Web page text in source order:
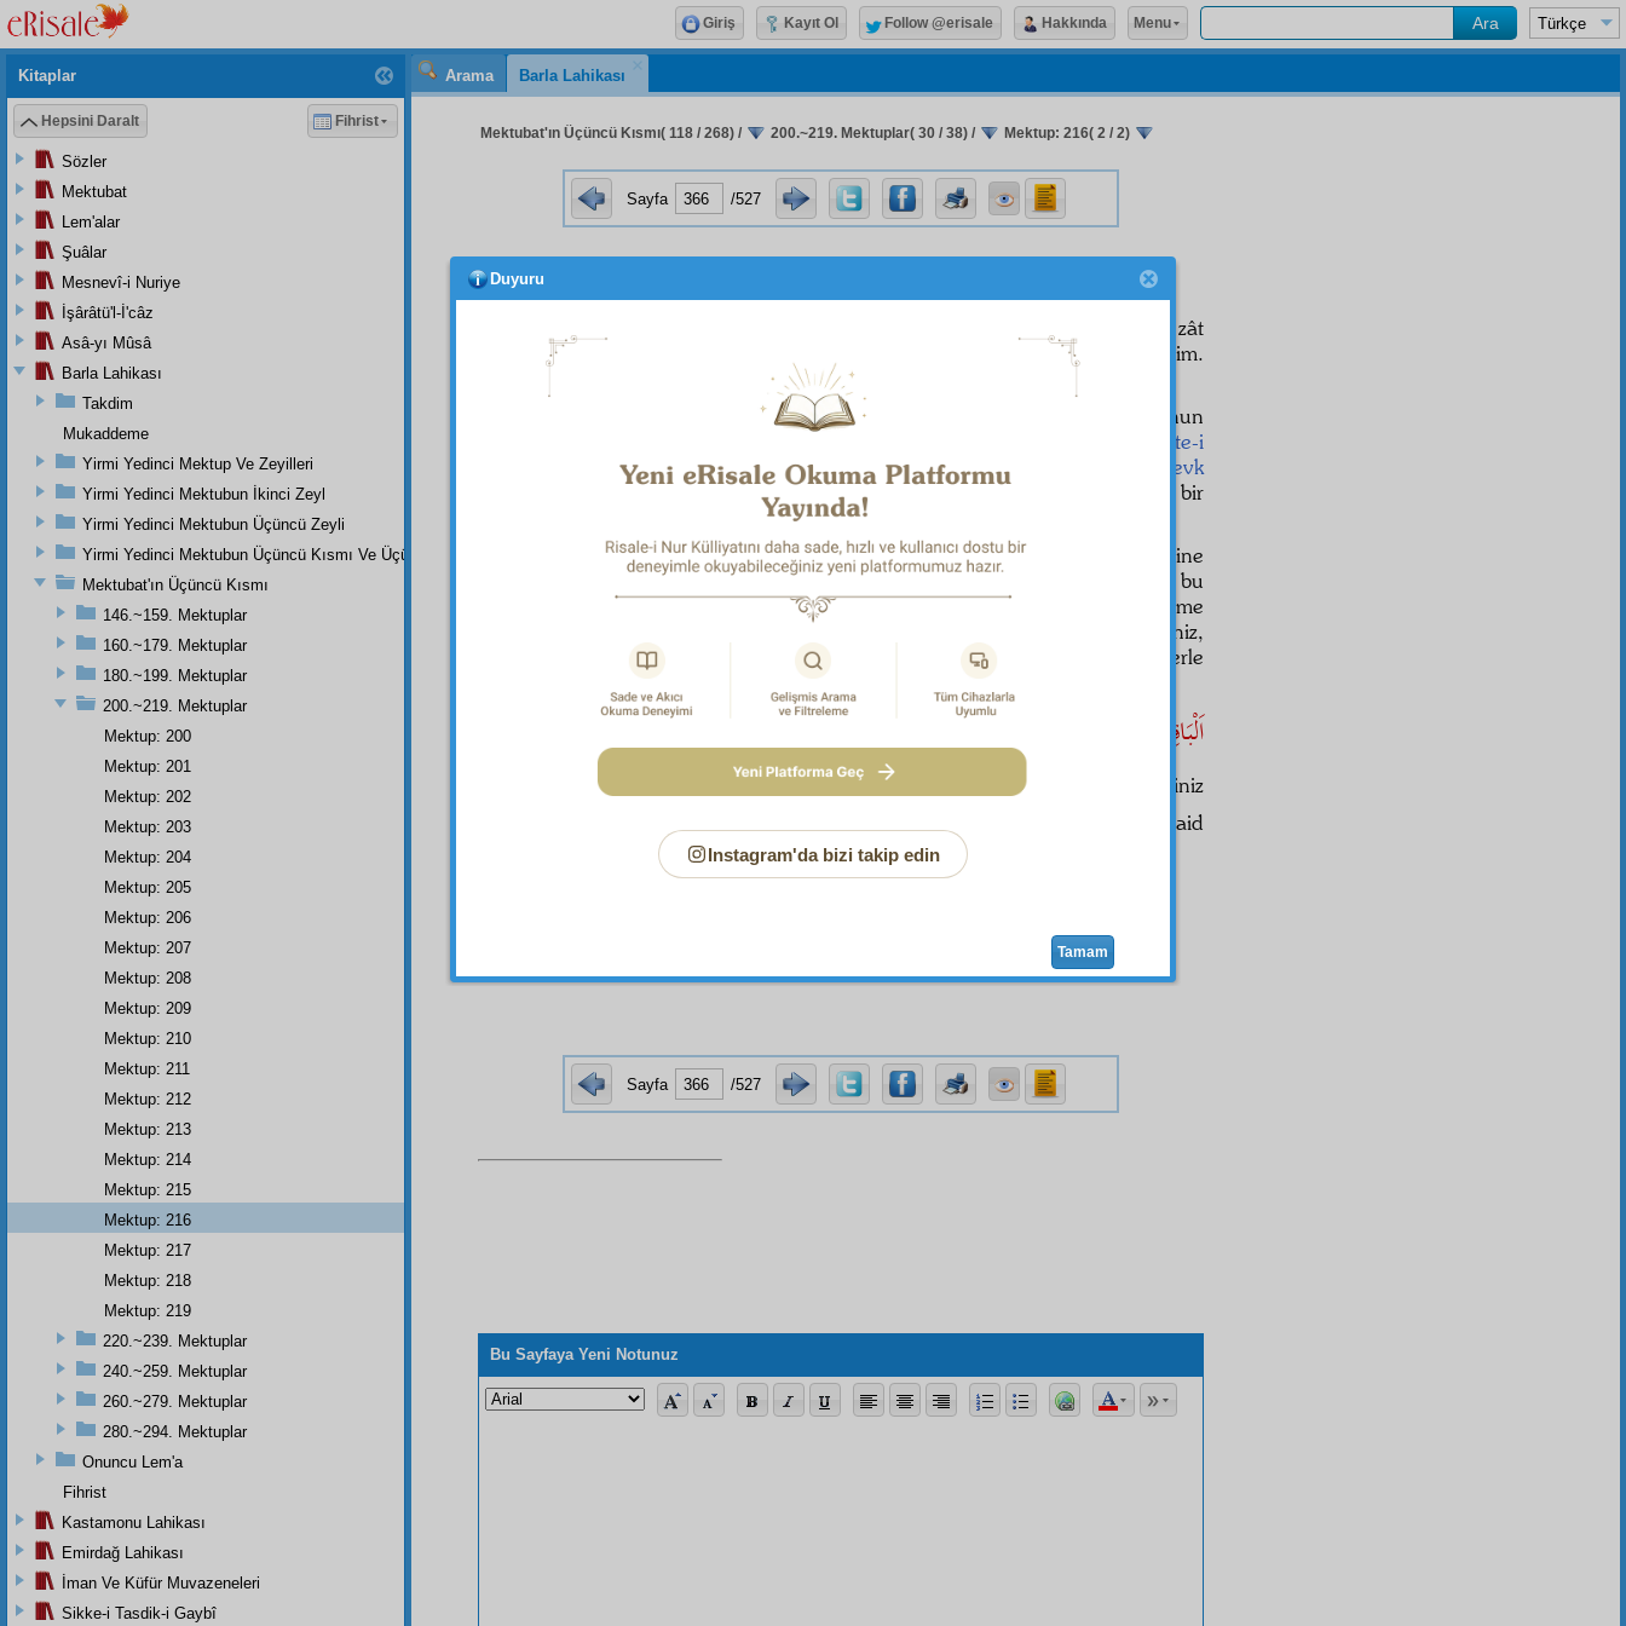
Arama Barla Lahikası
Mektubat'ın Üçüncü Kısmı( 118 / 268) / 200.~219. Mektuplar( 30 / 38) / Mektup: 216( 2 / 2)
Sayfa /527
Aziz,sıddık
istedi. O zât
ruhen size benzediği için, onun
ettiğinitahayyül
ettim.
i yazdım, size gönderdim.
nin birinci satırına dair bir parça gönderildi, onun
nükte-i
yi gönderdik.Meşrebimizemuhalifolan buizhar-ı esrar
sevk
ihtarla kardeşlerimizin sa'yeziyadeşevk ve gayrete gelmelerine bir
bir vakitfütur, geldi.Tevafukçıktı, şevki tazelendirdi. Bir zaman yine
, baş gösterdi.Keramet-i Gavsiyeçıktı, gayreti çokziyade
leştirdi. Ben bu
ten anladım ki,izharından hizmetimize zararı yok; olsa olsa
ime
im hizmete feda olmaya hazırdır. Başta
iniz,
Fethi Bey, Hoca Abdurrahman,
Kemaleddin Ömer Efendi
olarak risalelerle
اَلْبَاقِى هُوَ الْبَاقِى
Kardeşiniz
Said
Bâkî olan sadece Odur.
Sayfa /527
Bu Sayfaya Yeni Notunuz
Kitaplar
Hepsini Daralt Fihrist
Sözler
Mektubat
Lem'alar
Şuâlar
Mesnevî-i Nuriye
İşârâtü'l-İ'câz
Asâ-yı Mûsâ
Barla Lahikası
Takdim
Mukaddeme
Yirmi Yedinci Mektup Ve Zeyilleri
Yirmi Yedinci Mektubun İkinci Zeyl
Yirmi Yedinci Mektubun Üçüncü Zeyli
Yirmi Yedinci Mektubun Üçüncü Kısmı Ve Üçüncü Zeylin Nihayetidir
Mektubat'ın Üçüncü Kısmı
146.~159. Mektuplar
160.~179. Mektuplar
180.~199. Mektuplar
200.~219. Mektuplar
Mektup: 200
Mektup: 201
Mektup: 202
Mektup: 203
Mektup: 204
Mektup: 205
Mektup: 206
Mektup: 207
Mektup: 208
Mektup: 209
Mektup: 210
Mektup: 211
Mektup: 212
Mektup: 213
Mektup: 214
Mektup: 215
Mektup: 216
Mektup: 217
Mektup: 218
Mektup: 219
220.~239. Mektuplar
240.~259. Mektuplar
260.~279. Mektuplar
280.~294. Mektuplar
Onuncu Lem'a
Fihrist
Kastamonu Lahikası
Emirdağ Lahikası
İman Ve Küfür Muvazeneleri
Sikke-i Tasdik-i Gaybî
Giriş Kayıt Ol Follow @erisale Hakkında Menu
Duyuru
Instagram'da bizi takip edin
Tamam